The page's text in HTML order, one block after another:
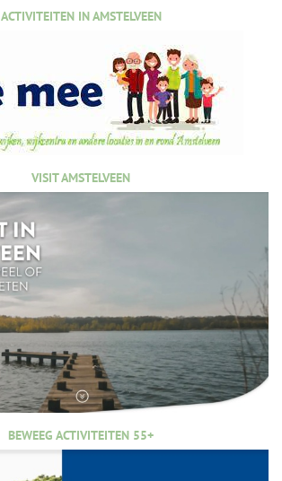
ACTIVITEITEN IN AMSTELVEEN
VISIT AMSTELVEEN
BEWEEG ACTIVITEITEN 55+